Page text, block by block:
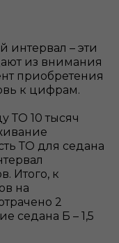
интервал – эти
из внимания
приобретения
к цифрам.
ТО 10 тысяч
ТО для седана
Итого, к
на
2
седана Б – 1,5